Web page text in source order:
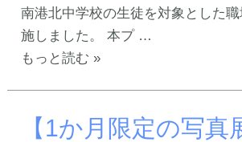
用
ダ
イ
南港北中学校の生徒を対象とした
施しました。 本プ …
【未
もっと読む »
【1か月限定の写真